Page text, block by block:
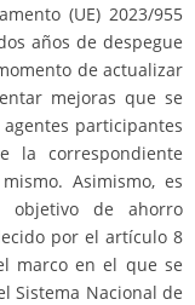
(UE) 2023/955
años de despegue
de actualizar
mejoras que se
participantes
la correspondiente
Asimismo, es
de ahorro
por el artículo 8
marco en el que se
Sistema Nacional de